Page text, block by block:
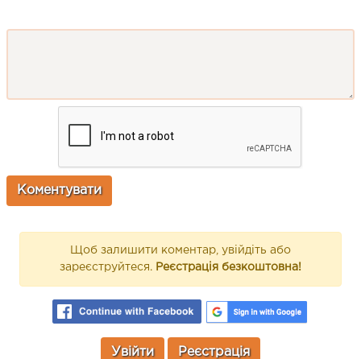
Щоб залишити коментар, увійдіть або
зареєструйтеся. Реєстрація безкоштовна!
Увійти Реєстрація